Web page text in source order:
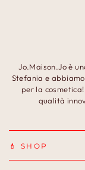
Jo.Maison.Jo è
Stefania e
per la
qualità
💄 SHOP